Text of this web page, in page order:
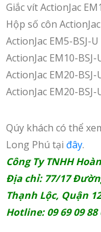
Giắc vít ActionJac
Hộp số côn
ActionJac EM5-BSJ-U
ActionJac EM10-BSJ-
ActionJac EM20-BSJ-
ActionJac EM20-BSJ-
Qúy khách có thể
Long Phú tại đây.
Công Ty TNHH
Địa chỉ: 77/17
Thạnh Lộc, Quận
Hotline: 09 69 09